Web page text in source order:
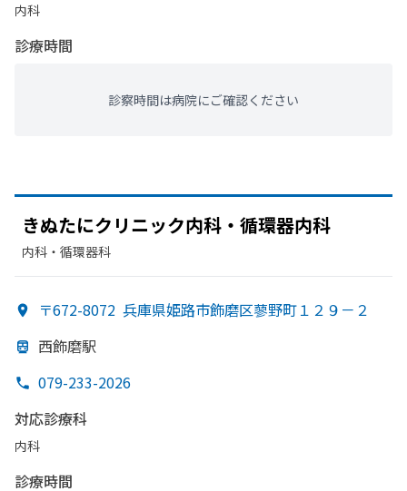
内科
診療時間
診察時間は病院にご確認ください
きぬたにクリニック内科・循環器内科
内科・​循環器科
〒672-8072 兵庫県姫路市飾磨区蓼野町１２９－２
西飾磨駅
079-233-2026
対応診療科
内科
診療時間